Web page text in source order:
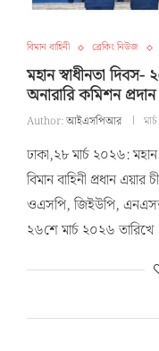
বিমান বাহিনী ব্রেকিং নিউজ
মহান স্বাধীনতা দিবস-
অনারারি কমিশন প্রদান
Author:আইএসপিআর
ঢাকা,২৮ মার্চ ২০২৬:
বিমান বাহিনী প্রধান এয়ার
ওএসপি, জিইউপি,
২৬শে মার্চ ২০২৬